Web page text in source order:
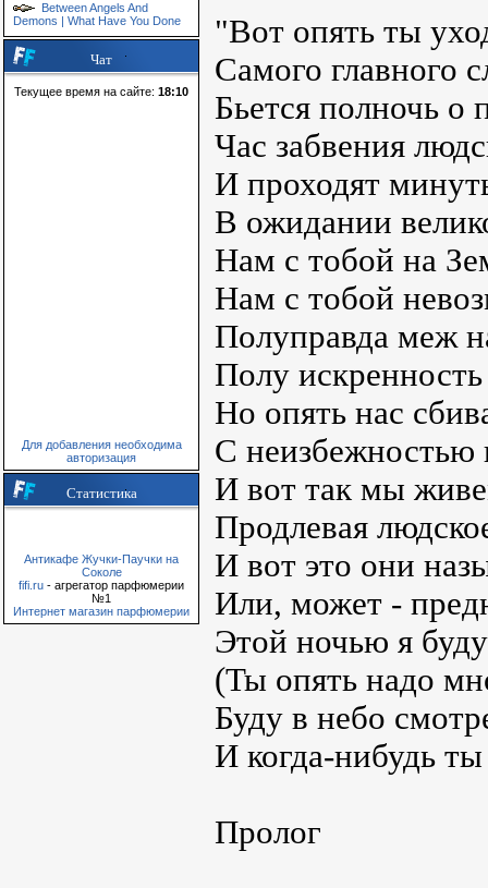
Between Angels And
Demons | What Have You Done
Чат
Текущее время на сайте: 18:10
Для добавления необходима
авторизация
Статистика
Антикафе Жучки-Паучки на
Соколе
fifi.ru - агрегатор парфюмерии
№1
Интернет магазин парфюмерии
"Вот опять ты
Самого главного
Бьется полночь о
Час забвения
И проходят
В ожидании
Нам с тобой на
Нам с тобой
Полуправда меж
Полу
Но опять нас
С неизбежностью
И вот так мы
Продлевая
И вот это они
Или, может -
Этой ночью я
(Ты опять надо
Буду в небо
И когда-нибудь
Пролог